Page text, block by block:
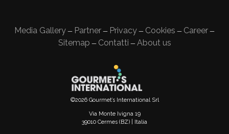
Media Gallery — Partner — Privacy — Cookies — Career —
Sitemap — Contatti — About us
©2026 Gourmet’s International Srl
Via Monte Ivigna 19
39010 Cermes (BZ) | Italia